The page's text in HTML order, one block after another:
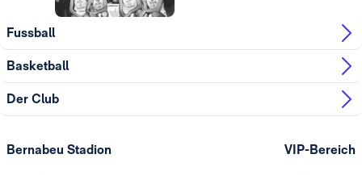
Fussball
Basketball
Der Club
Bernabeu Stadion VIP-Bereich